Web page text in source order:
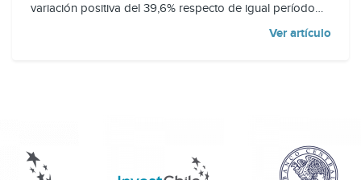
variación positiva del 39,6% respecto de igual período
del 2020. Este incremento se tradujo en un alza delVer artículo